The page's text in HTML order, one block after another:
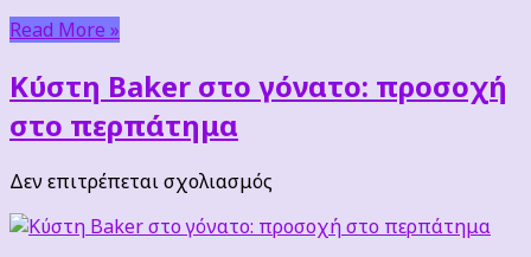
Read More »
Κύστη Baker στο γόνατο: προσοχή
στο περπάτημα
Δεν επιτρέπεται σχολιασμός
Baker